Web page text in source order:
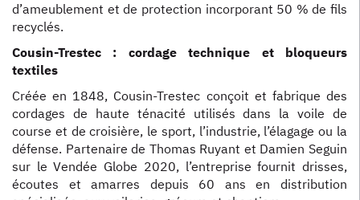
d’ameublement et de protection incorporant 50 % de fils
recyclés.
Cousin-Trestec : cordage technique et bloqueurs
textiles
Créée en 1848, Cousin-Trestec conçoit et fabrique des
cordages de haute ténacité utilisés dans la voile de
course et de croisière, le sport, l’industrie, l’élagage ou la
défense. Partenaire de Thomas Ruyant et Damien Seguin
sur le Vendée Globe 2020, l’entreprise fournit drisses,
écoutes et amarres depuis 60 ans en distribution